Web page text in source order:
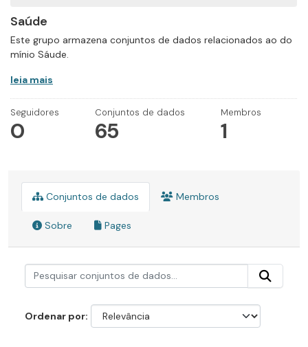
Saúde
Este grupo armazena conjuntos de dados relacionados ao do
mínio Sáude.
leia mais
Seguidores
0
Conjuntos de dados
65
Membros
1
Conjuntos de dados Membros
Sobre Pages
Ordenar por